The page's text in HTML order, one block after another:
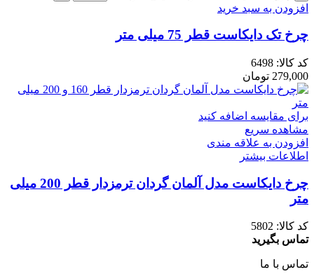
افزودن به سبد خرید
چرخ تک دایکاست قطر 75 میلی متر
کد کالا: 6498
279,000 تومان
برای مقایسه اضافه کنید
مشاهده سریع
افزودن به علاقه مندی
اطلاعات بیشتر
چرخ دایکاست مدل آلمان گردان ترمزدار قطر 200 میلی
متر
کد کالا: 5802
تماس بگیرید
تماس با ما